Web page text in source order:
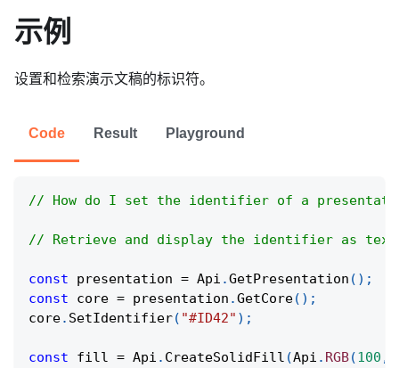
示例
设置和检索演示文稿的标识符。
Code Result Playground
// How do I set the identifier of a
// Retrieve and display the identifier as
const presentation = Api .GetPresentation ( ) ;
const core = presentation .GetCore( ) ;
core. SetIdentifier( "#ID42" ) ;
const fill = Api . CreateSolidFill (Api . RGB(100 ,